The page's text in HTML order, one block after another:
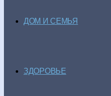
ДОМ И СЕМЬЯ
ЗДОРОВЬЕ